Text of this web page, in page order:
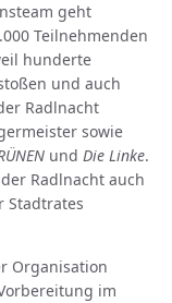
geht
Teilnehmenden
hunderte
und auch
Radlnacht
sowie
und Die Linke.
Radlnacht auch
Stadtrates
Organisation
im